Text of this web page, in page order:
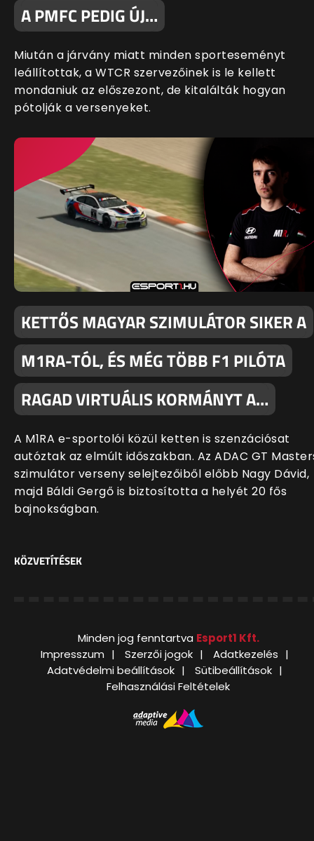
A PMFC PEDIG ÚJ…
Miután a járvány miatt minden sporteseményt
leállítottak, a WTCR szervezőinek is le kellett
mondaniuk az előszezont, de kitalálták hogyan
pótolják a versenyeket.
KETTŐS MAGYAR SZIMULÁTOR SIKER A
M1RA-TÓL, ÉS MÉG TÖBB F1 PILÓTA
RAGAD VIRTUÁLIS KORMÁNYT A…
A M1RA e-sportolói közül ketten is szenzációsat
autóztak az elmúlt időszakban. Az ADAC GT
szimulátor verseny selejtezőiből előbb Nagy Dávid,
majd Báldi Gergő is biztosította a helyét 20 fős
bajnokságban.
KÖZVETÍTÉSEK
Minden jog fenntartva Esport1 Kft.
Impresszum
Szerzői jogok
Adatkezelés
Adatvédelmi beállítások
Sütibeállítások
Felhasználási Feltételek